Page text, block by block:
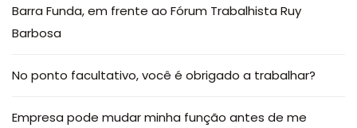
Barra Funda, em frente ao Fórum Trabalhista Ruy
Barbosa
No ponto facultativo, você é obrigado a trabalhar?
Empresa pode mudar minha função antes de me